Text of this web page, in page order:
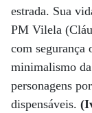
estrada. Sua
PM Vilela
com segurança
minimalismo da
personagens
dispensáveis.